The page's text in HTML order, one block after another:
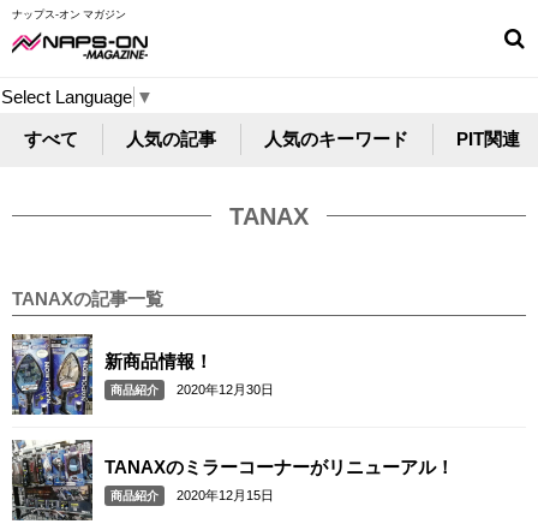
ナップス-オン マガジン
Select Language ▼
すべて 人気の記事 人気のキーワード PIT関連
TANAX
TANAXの記事一覧
新商品情報！
商品紹介 2020年12月30日
TANAXのミラーコーナーがリニューアル！
商品紹介 2020年12月15日